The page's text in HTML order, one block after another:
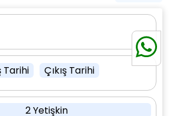
Tarihi Çıkış Tarihi
2 Yetişkin